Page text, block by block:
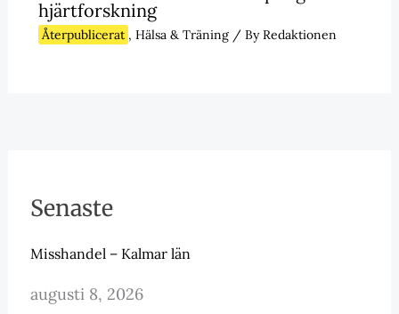
hjärtforskning
Återpublicerat , Hälsa & Träning/ ByRedaktionen
Senaste
Misshandel – Kalmar län
augusti 8, 2026